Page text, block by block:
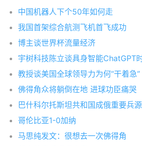
中国机器人下个50年如何走
我国首架综合航测飞机首飞成功
博主谈世界杯流量经济
宇树科技陈立谈具身智能ChatGPT
教授谈美国全球领导力为何“干着急”
佛得角众将躺倒在地 进球功臣痛哭
巴什科尔托斯坦共和国成俄重要兵
哥伦比亚1-0加纳
马思纯发文：很想去一次佛得角